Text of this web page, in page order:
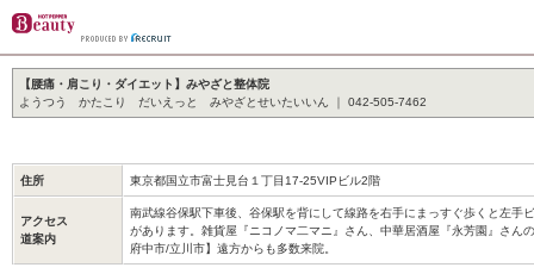
【腰痛・肩こり・ダイエット】みやざと整体院
ようつう かたこり だいえっと みやざとせいたいいん ｜ 042-505-7462
住所 東京都国立市富士見台１丁目17-25VIPビル2階
アクセス
道案内
南武線谷保駅下車後、谷保駅を背にして線路を右手にまっすぐ歩くと左手
があります。雑貨屋『ニコノマ二マニ』さん、中華居酒屋『永芳園』さん
府中市/立川市】遠方からも多数来院。